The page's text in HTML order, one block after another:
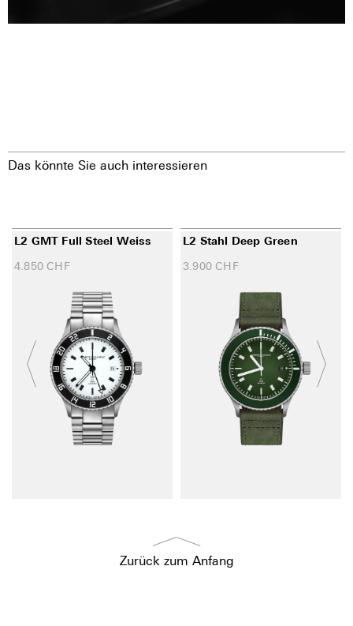
Das könnte Sie auch interessieren
L2 GMT Full Steel Weiss
4.850 CHF
L2 Stahl Deep Green
3.900 CHF
Zurück zum Anfang